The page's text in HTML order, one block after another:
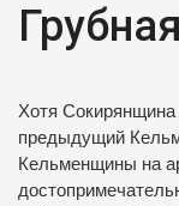
Грубная
Хотя Сокирянщина
предыдущий
Кельменщины на